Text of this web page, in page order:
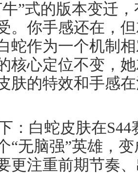
”式的版本变迁
。你手感还在，
蛇作为一个机制
核心定位不变，
肤的特效和手感
：白蛇皮肤在
“无脑强”英雄，
更注重前期节奏